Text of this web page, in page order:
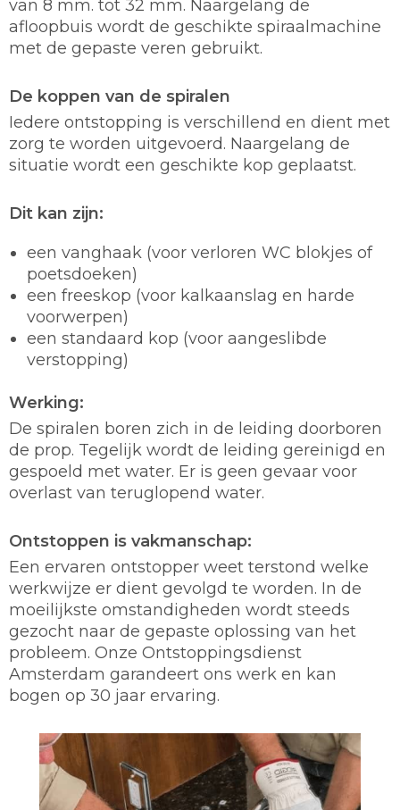
van 8 mm. tot 32 mm. Naargelang de
afloopbuis wordt de geschikte spiraalmachine
met de gepaste veren gebruikt.
De koppen van de spiralen
Iedere ontstopping is verschillend en dient met
zorg te worden uitgevoerd. Naargelang de
situatie wordt een geschikte kop geplaatst.
Dit kan zijn:
een vanghaak (voor verloren WC blokjes of
poetsdoeken)
een freeskop (voor kalkaanslag en harde
voorwerpen)
een standaard kop (voor aangeslibde
verstopping)
Werking:
De spiralen boren zich in de leiding doorboren
de prop. Tegelijk wordt de leiding gereinigd en
gespoeld met water. Er is geen gevaar voor
overlast van teruglopend water.
Ontstoppen is vakmanschap:
Een ervaren ontstopper weet terstond welke
werkwijze er dient gevolgd te worden. In de
moeilijkste omstandigheden wordt steeds
gezocht naar de gepaste oplossing van het
probleem. Onze Ontstoppingsdienst
Amsterdam garandeert ons werk en kan
bogen op 30 jaar ervaring.